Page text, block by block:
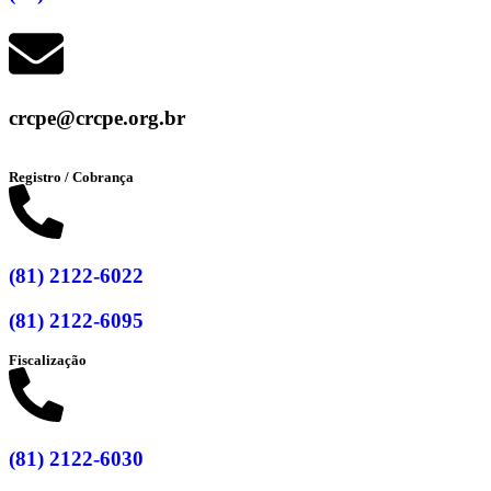
crcpe@crcpe.org.br
Registro / Cobrança
(81) 2122-6022
(81) 2122-6095
Fiscalização
(81) 2122-6030